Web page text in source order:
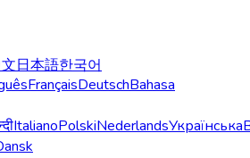
日本語한국어
FrançaisDeutschBahasa
ItalianoPolskiNederlandsУкраїнська